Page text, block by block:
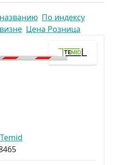
По индексу
Цена Розница
Temid